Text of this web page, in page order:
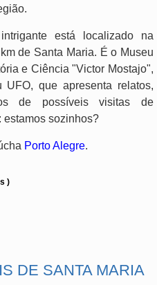
está localizado na
de Santa Maria. É o Museu
e Ciência "Victor Mostajo",
UFO, que apresenta relatos,
de possíveis visitas de
estamos sozinhos?
Porto Alegre.
)
DE SANTA MARIA